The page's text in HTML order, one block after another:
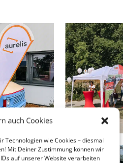
auch Cookies
Technologien wie Cookies – diesmal
Mit Deiner Zustimmung können wir
auf unserer Website verarbeiten